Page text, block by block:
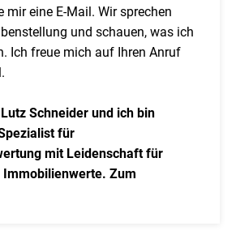
mir eine E-Mail. Wir sprechen
und schauen, was ich
Ich freue mich auf Ihren Anruf
Schneider und ich bin
für
mit Leidenschaft für
Zum